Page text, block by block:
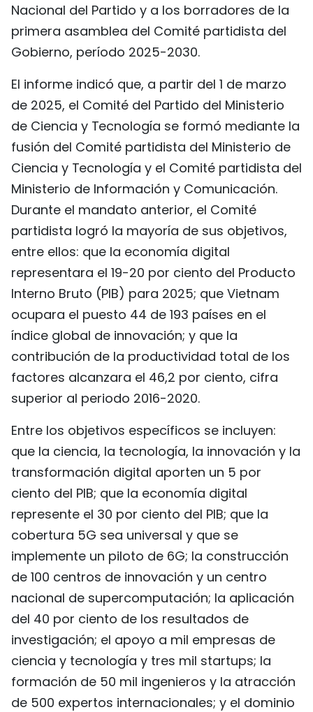
Nacional del Partido y a los borradores de la
primera asamblea del Comité partidista del
Gobierno, período 2025-2030.
El informe indicó que, a partir del 1 de marzo
de 2025, el Comité del Partido del Ministerio
de Ciencia y Tecnología se formó mediante la
fusión del Comité partidista del Ministerio de
Ciencia y Tecnología y el Comité partidista del
Ministerio de Información y Comunicación.
Durante el mandato anterior, el Comité
partidista logró la mayoría de sus objetivos,
entre ellos: que la economía digital
representara el 19-20 por ciento del Producto
Interno Bruto (PIB) para 2025; que Vietnam
ocupara el puesto 44 de 193 países en el
índice global de innovación; y que la
contribución de la productividad total de los
factores alcanzara el 46,2 por ciento, cifra
superior al periodo 2016-2020.
Entre los objetivos específicos se incluyen:
que la ciencia, la tecnología, la innovación y la
transformación digital aporten un 5 por
ciento del PIB; que la economía digital
represente el 30 por ciento del PIB; que la
cobertura 5G sea universal y que se
implemente un piloto de 6G; la construcción
de 100 centros de innovación y un centro
nacional de supercomputación; la aplicación
del 40 por ciento de los resultados de
investigación; el apoyo a mil empresas de
ciencia y tecnología y tres mil startups; la
formación de 50 mil ingenieros y la atracción
de 500 expertos internacionales; y el dominio